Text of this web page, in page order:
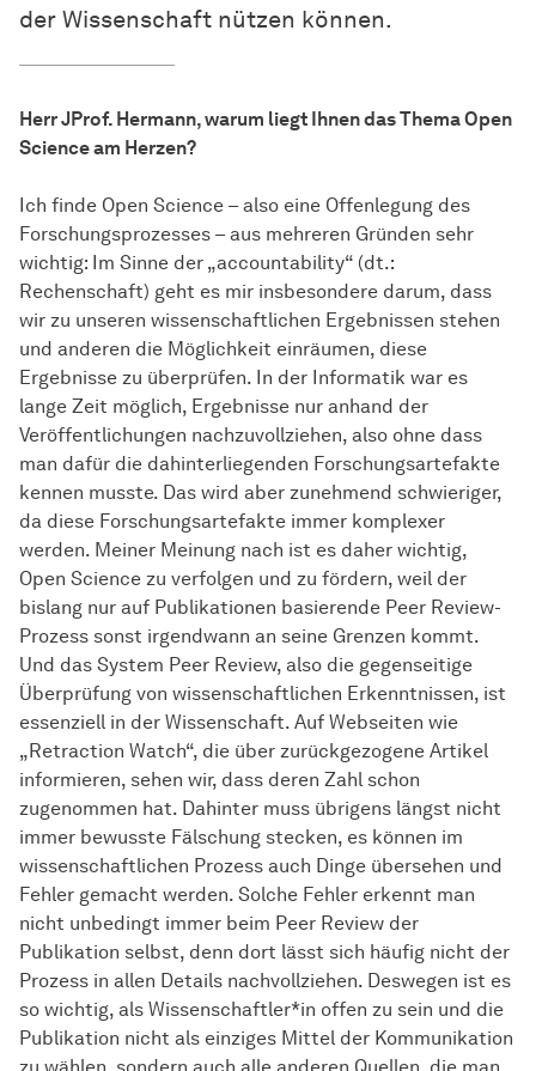
der Wissenschaft nützen können.
Herr JProf. Hermann, warum liegt Ihnen das Thema Open
Science am Herzen?
Ich finde Open Science – also eine Offenlegung des
Forschungsprozesses – aus mehreren Gründen sehr
wichtig: Im Sinne der „accountability“ (dt.:
Rechenschaft) geht es mir insbesondere darum, dass
wir zu unseren wissen­schaft­lichen Ergebnissen stehen
und anderen die Möglichkeit einräumen, diese
Ergebnisse zu überprüfen. In der Informatik war es
lange Zeit möglich, Ergebnisse nur anhand der
Veröffentlichungen nachzuvollziehen, also ohne dass
man dafür die dahinterliegenden Forschungsartefakte
kennen musste. Das wird aber zunehmend schwieriger,
da diese Forschungsartefakte immer komplexer
werden. Meiner Meinung nach ist es daher wichtig,
Open Science zu verfolgen und zu fördern, weil der
bislang nur auf Publikationen basierende Peer Review-
Prozess sonst irgendwann an seine Grenzen kommt.
Und das System Peer Review, also die gegenseitige
Überprüfung von wissen­schaft­lichen Erkenntnissen, ist
essenziell in der Wissenschaft. Auf Webseiten wie
„Retraction Watch“, die über zurückgezogene Artikel
informieren, sehen wir, dass deren Zahl schon
zugenommen hat. Dahinter muss übrigens längst nicht
immer bewusste Fälschung stecken, es können im
wissen­schaft­lichen Prozess auch Dinge übersehen und
Fehler gemacht werden. Solche Fehler erkennt man
nicht unbedingt immer beim Peer Review der
Publikation selbst, denn dort lässt sich häufig nicht der
Prozess in allen Details nachvollziehen. Deswegen ist es
so wichtig, als Wissenschaftler*in offen zu sein und die
Publikation nicht als einziges Mittel der Kommunikation